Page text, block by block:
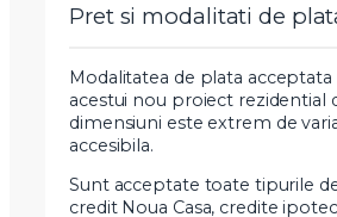
Pret si modalitati de
Modalitatea de plata acceptata
acestui nou proiect rezidential
dimensiuni este extrem de
accesibila.
Sunt acceptate toate tipurile
credit Noua Casa, credite